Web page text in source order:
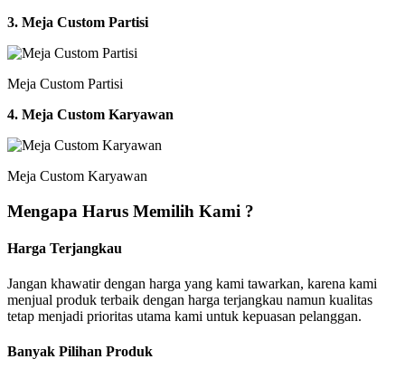
3. Meja Custom Partisi
Meja Custom Partisi
4. Meja Custom Karyawan
Meja Custom Karyawan
Mengapa Harus Memilih Kami ?
Harga Terjangkau
Jangan khawatir dengan harga yang kami tawarkan, karena kami
menjual produk terbaik dengan harga terjangkau namun kualitas
tetap menjadi prioritas utama kami untuk kepuasan pelanggan.
Banyak Pilihan Produk